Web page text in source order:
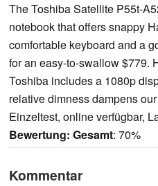
The Toshiba Satellite P55t-
notebook that offers snappy
comfortable keyboard and a
for an easy-to-swallow $779.
Toshiba includes a 1080p
relative dimness dampens
Einzeltest, online verfügbar,
Bewertung: Gesamt: 70%
Kommentar